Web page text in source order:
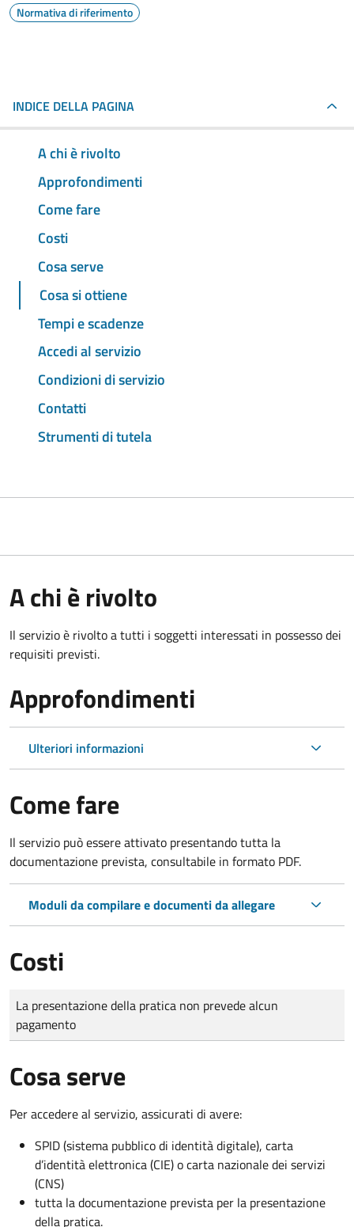
Normativa di riferimento
INDICE DELLA PAGINA
A chi è rivolto
Approfondimenti
Come fare
Costi
Cosa serve
Cosa si ottiene
Tempi e scadenze
Accedi al servizio
Condizioni di servizio
Contatti
Strumenti di tutela
A chi è rivolto
Il servizio è rivolto a tutti i soggetti interessati in possesso dei
requisiti previsti.
Approfondimenti
Ulteriori informazioni
Come fare
Il servizio può essere attivato presentando tutta la
documentazione prevista, consultabile in formato PDF.
Moduli da compilare e documenti da allegare
Costi
Tipo di pagamento
Importo
La presentazione della pratica non prevede alcun
pagamento
Cosa serve
Per accedere al servizio, assicurati di avere:
SPID (sistema pubblico di identità digitale), carta
d’identità elettronica (CIE) o carta nazionale dei servizi
(CNS)
tutta la documentazione prevista per la presentazione
della pratica.